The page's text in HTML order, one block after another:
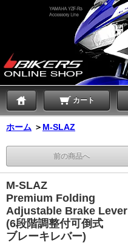
カート
ホーム ＞ M-SLAZ
前の商品へ
M-SLAZ
Premium Folding
Adjustable Brake Lever
(6段階調整付可倒式
ブレーキレバー)